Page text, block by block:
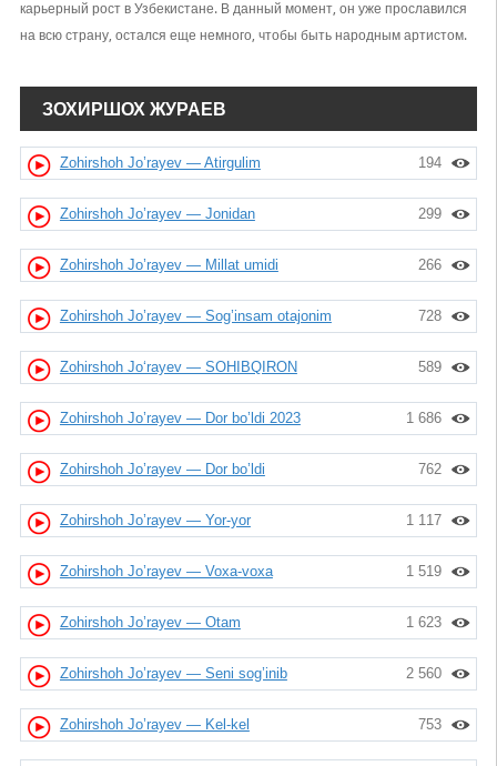
карьерный рост в Узбекистане. В данный момент, он уже прославился
на всю страну, остался еще немного, чтобы быть народным артистом.
ЗОХИРШОХ ЖУРАЕВ
194
Zohirshoh Jo’rayev — Atirgulim
299
Zohirshoh Jo’rayev — Jonidan
266
Zohirshoh Jo’rayev — Millat umidi
728
Zohirshoh Jo’rayev — Sog’insam otajonim
589
Zohirshoh Jo‘rayev — SOHIBQIRON
1 686
Zohirshoh Jo’rayev — Dor bo’ldi 2023
762
Zohirshoh Jo’rayev — Dor bo’ldi
1 117
Zohirshoh Jo’rayev — Yor-yor
1 519
Zohirshoh Jo’rayev — Voxa-voxa
1 623
Zohirshoh Jo’rayev — Otam
2 560
Zohirshoh Jo’rayev — Seni sog’inib
753
Zohirshoh Jo’rayev — Kel-kel